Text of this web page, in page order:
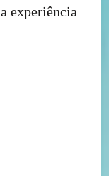
experiência